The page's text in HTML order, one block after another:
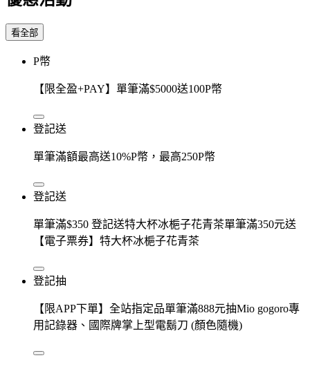
看全部
P幣
【限全盈+PAY】單筆滿$5000送100P幣
登記送
單筆滿額最高送10%P幣，最高250P幣
登記送
單筆滿$350 登記送特大杯冰梔子花青茶單筆滿350元送
【電子票券】特大杯冰梔子花青茶
登記抽
【限APP下單】全站指定品單筆滿888元抽Mio gogoro專
用記錄器、國際牌掌上型電鬍刀 (顏色隨機)